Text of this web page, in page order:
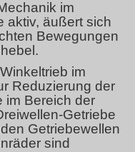
im
aktiv, äußert sich
Bewegungen
im
Reduzierung der
im Bereich der
Getriebe
Getriebewellen
sind